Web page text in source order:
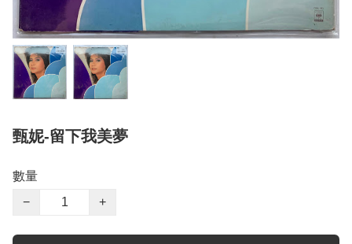
甄妮-留下我美夢
數量
−
+